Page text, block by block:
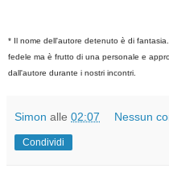
* Il nome dell'autore detenuto è di
fedele ma è frutto di una personale e
dall'autore durante i nostri incontri.
Simon alle 02:07 Nessun
Condividi